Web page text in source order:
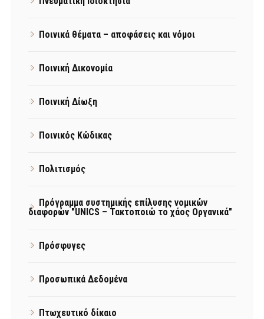
Ποινικά θέματα – αποφάσεις και νόμοι
Ποινική Δικονομία
Ποινική Δίωξη
Ποινικός Κώδικας
Πολιτισμός
Πρόγραμμα συστημικής επίλυσης νομικών
διαφορών "UNICS – Τακτοποιώ το χάος Οργανικά"
Πρόσφυγες
Προσωπικά Δεδομένα
Πτωχευτικό δίκαιο